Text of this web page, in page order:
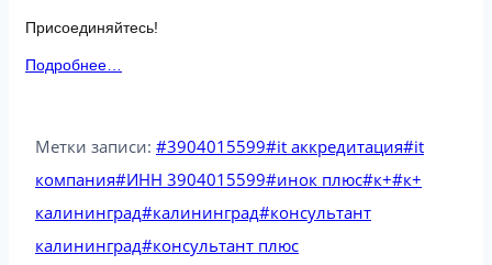
Присоединяйтесь!
Подробнее…
Метки записи: #3904015599#it аккредитация#it
компания#ИНН 3904015599#инок плюс#к+#к+
калининград#калининград#консультант
калининград#консультант плюс